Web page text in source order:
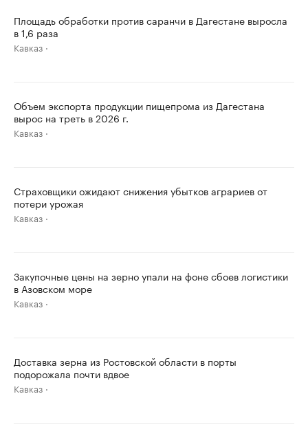
Площадь обработки против саранчи в Дагестане выросла
в 1,6 раза
Кавказ
Объем экспорта продукции пищепрома из Дагестана
вырос на треть в 2026 г.
Кавказ
Страховщики ожидают снижения убытков аграриев от
потери урожая
Кавказ
Закупочные цены на зерно упали на фоне сбоев логистики
в Азовском море
Кавказ
Доставка зерна из Ростовской области в порты
подорожала почти вдвое
Кавказ